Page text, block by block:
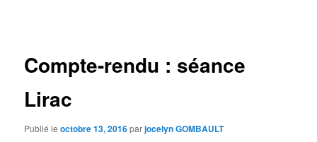
Compte-rendu : séance
Lirac
Publié leoctobre 13, 2016parjocelyn GOMBAULT